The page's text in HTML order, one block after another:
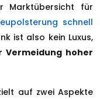
Marktübersicht für
schnell
ist also kein Luxus,
Vermeidung hoher
auf zwei Aspekte